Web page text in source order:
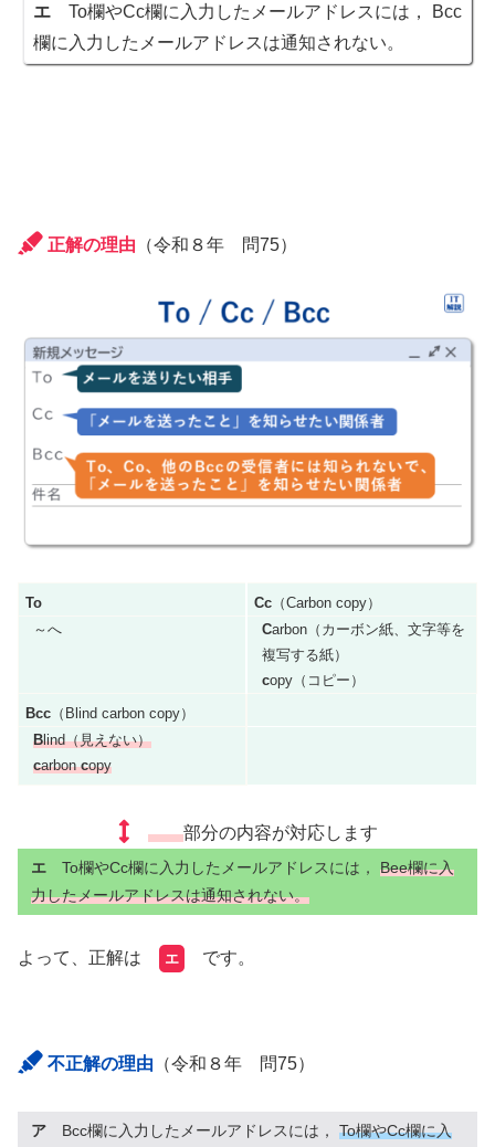
エ To欄やCc欄に入力したメールアドレスには， Bcc
欄に入力したメールアドレスは通知されない。
正解の理由 （令和８年 問75）
To Cc （Carbon copy）
～へ
Carbon（カーボン紙、文字等を
複写する紙）
copy（コピー）
Bcc （Blind carbon copy）
Blind（見えない）
carboncopy
部分の内容が対応します
エ To欄やCc欄に入力したメールアドレスには， Bee欄に入
力したメールアドレスは通知されない。
よって、正解は エ です。
不正解の理由 （令和８年 問75）
ア Bcc欄に入力したメールアドレスには， To欄やCc欄に入